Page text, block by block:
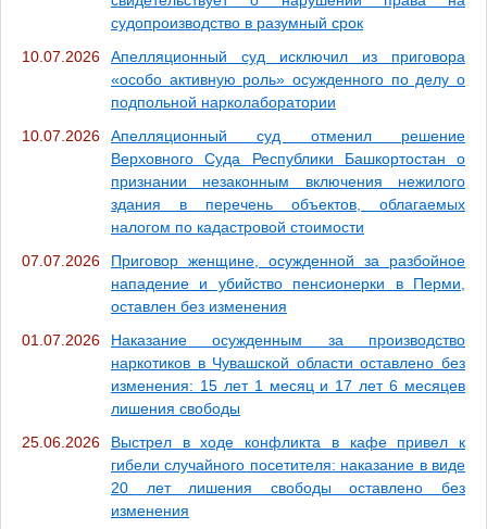
судопроизводство в разумный срок
10.07.2026
Апелляционный суд исключил из приговора
«особо активную роль» осужденного по делу о
подпольной нарколаборатории
10.07.2026
Апелляционный суд отменил решение
Верховного Суда Республики Башкортостан о
признании незаконным включения нежилого
здания в перечень объектов, облагаемых
налогом по кадастровой стоимости
07.07.2026
Приговор женщине, осужденной за разбойное
нападение и убийство пенсионерки в Перми,
оставлен без изменения
01.07.2026
Наказание осужденным за производство
наркотиков в Чувашской области оставлено без
изменения: 15 лет 1 месяц и 17 лет 6 месяцев
лишения свободы
25.06.2026
Выстрел в ходе конфликта в кафе привел к
гибели случайного посетителя: наказание в виде
20 лет лишения свободы оставлено без
изменения